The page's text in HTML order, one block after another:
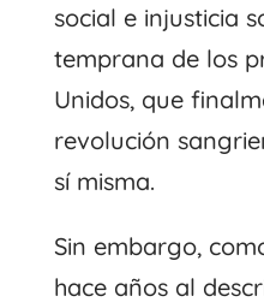
social e injusticia
temprana de los
Unidos, que
revolución
sí misma.
Sin embargo,
hace años al